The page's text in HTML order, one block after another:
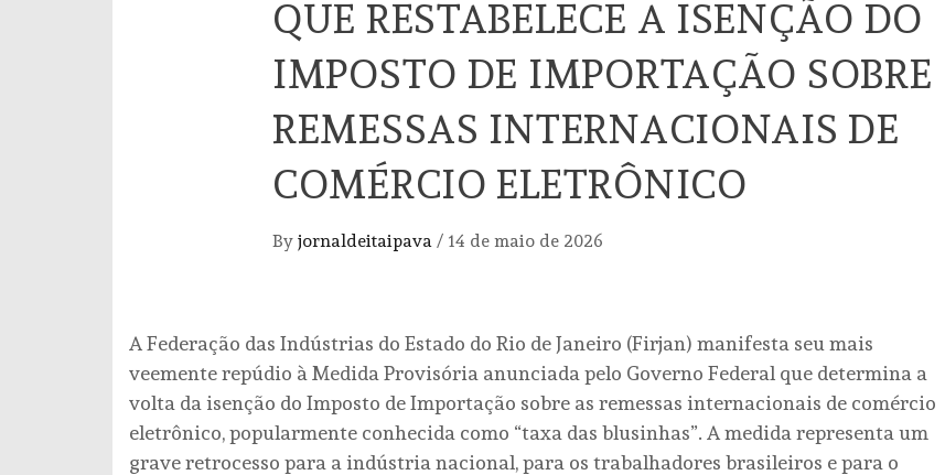
QUE RESTABELECE A ISENÇÃO DO
IMPOSTO DE IMPORTAÇÃO SOBRE
REMESSAS INTERNACIONAIS DE
COMÉRCIO ELETRÔNICO
By jornaldeitaipava / 14 de maio de 2026
A Federação das Indústrias do Estado do Rio de Janeiro (Firjan) manifesta seu mais
veemente repúdio à Medida Provisória anunciada pelo Governo Federal que determina a
volta da isenção do Imposto de Importação sobre as remessas internacionais de comércio
eletrônico, popularmente conhecida como “taxa das blusinhas”. A medida representa um
grave retrocesso para a indústria nacional, para os trabalhadores brasileiros e para o